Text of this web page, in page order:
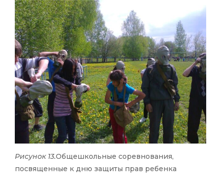
Рисунок 13.Общешкольные соревнования,
посвященные к дню защиты прав ребенка